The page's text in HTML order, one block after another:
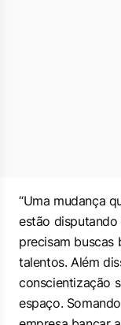
“Uma mudança
estão
precisam buscas
talentos. Além
conscientização
espaço.